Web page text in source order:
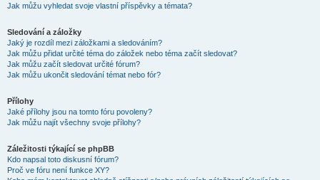
Jak můžu vyhledat svoje vlastní příspěvky a témata?
Sledování a záložky
Jaký je rozdíl mezi záložkami a sledováním?
Jak můžu přidat určité téma do záložek nebo téma začít sledovat?
Jak můžu začít sledovat určité fórum?
Jak můžu ukončit sledování témat nebo fór?
Přílohy
Jaké přílohy jsou na tomto fóru povoleny?
Jak můžu najít všechny svoje přílohy?
Záležitosti týkající se phpBB
Kdo napsal toto diskusní fórum?
Proč ve fóru není funkce XY?